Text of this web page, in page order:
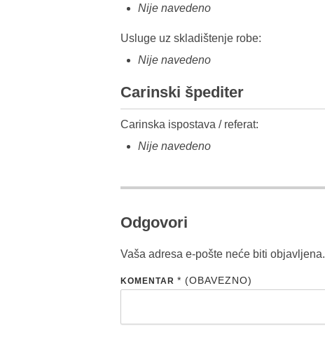
Nije navedeno
Usluge uz skladištenje robe:
Nije navedeno
Carinski špediter
Carinska ispostava / referat:
Nije navedeno
Odgovori
Vaša adresa e-pošte neće biti objavljena.
KOMENTAR * (OBAVEZNO)